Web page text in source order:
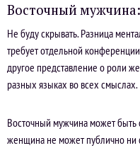
Восточный
Не буду скрывать. Разница
требует отдельной
другое представление о роли
разных языках во всех смыслах.
Восточный мужчина может
женщина не может публично ни